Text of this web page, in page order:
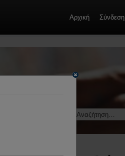
Αρχική Σύνδεση
&
& κοινωνίας,
εκλογές,